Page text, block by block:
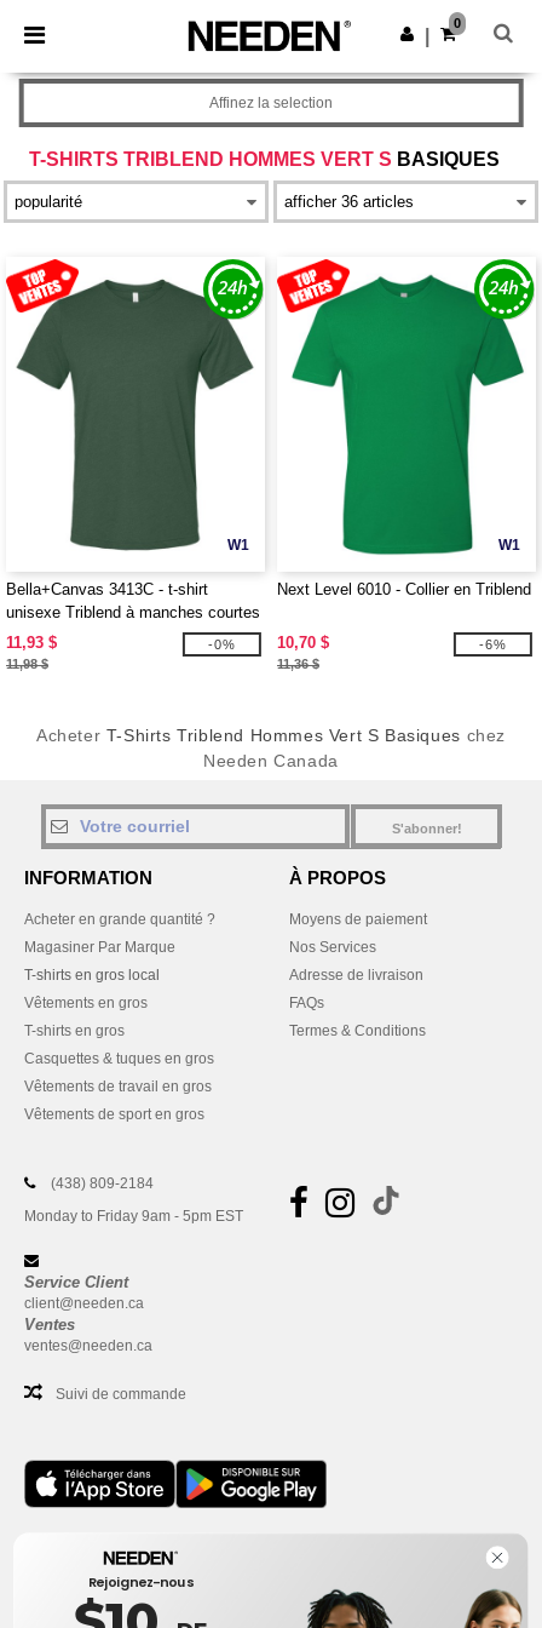
× Appli Needen
Meilleurs prix sur l’app !
Obtenir l'appli
0
T-SHIRTS TRIBLEND HOMMES VERT S BASIQUES
Affinez la selection
W1
Bella+Canvas 3413C - t-shirt
unisexe Triblend à manches courtes
11,93 $
11,98 $
-0%
W1
Next Level 6010 - Collier en Triblend
10,70 $
11,36 $
-6%
Acheter T-Shirts Triblend Hommes Vert S Basiques chez
Needen Canada
S'abonner!
INFORMATION
Acheter en grande quantité ?
Magasiner Par Marque
T-shirts en gros local
Vêtements en gros
T-shirts en gros
Casquettes & tuques en gros
Vêtements de travail en gros
Vêtements de sport en gros
À PROPOS
Moyens de paiement
Nos Services
Adresse de livraison
FAQs
Termes & Conditions
(438) 809-2184
Monday to Friday 9am - 5pm EST
Service Client
client@needen.ca
Ventes
ventes@needen.ca
Suivi de commande
Bureau
One Dundas Street West Suite 2500
Toronto, Ontario, M5G 1Z3
Rejoignez-nous